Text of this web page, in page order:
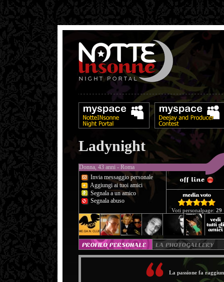
Ladynight
Donna, 43 anni - Roma
Invia messaggio personale
Aggiungi ai tuoi amici
Segnala a un amico
Segnala abuso
Voti personalpage: 29
La passione fa